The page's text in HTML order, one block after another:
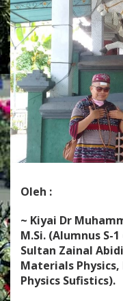
Oleh :
~ Kiyai Dr
M.Si. (Alumnus S-
Sultan Zainal
Materials
Physics Sufistics).